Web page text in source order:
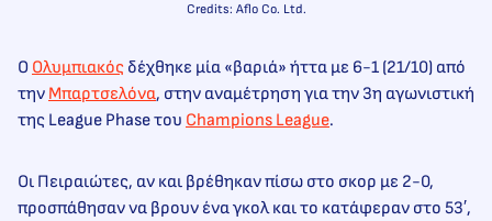
Credits: Aflo Co. Ltd.
Ο Ολυμπιακός δέχθηκε μία «βαριά» ήττα με 6-1 (21/10) από
την Μπαρτσελόνα, στην αναμέτρηση για την 3η αγωνιστική
της League Phase του Champions League.
Οι Πειραιώτες, αν και βρέθηκαν πίσω στο σκορ με 2-0,
προσπάθησαν να βρουν ένα γκολ και το κατάφεραν στο 53′,